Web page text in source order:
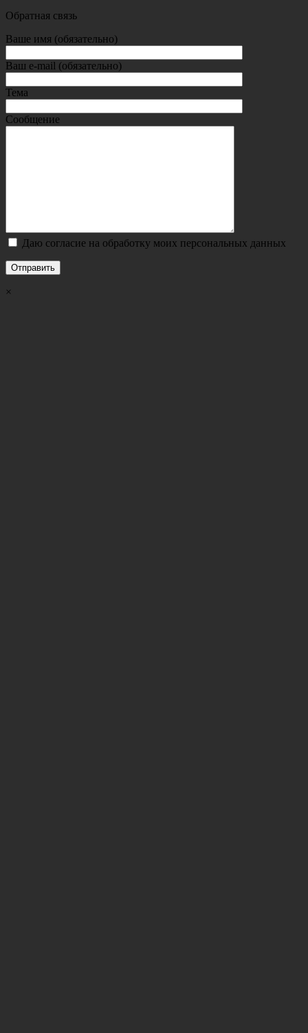
Обратная связь
Ваше имя (обязательно)
Ваш e-mail (обязательно)
Тема
Сообщение
Даю согласие на обработку моих персональных данных
×